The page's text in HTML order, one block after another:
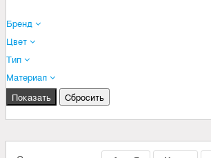
Бренд
Цвет
Тип
Материал